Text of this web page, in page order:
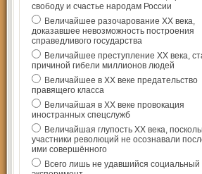
свободу и счастье народам России
Величайшее разочарование ХХ века,
доказавшее невозможность построения
справедливого государства
Величайшее преступление ХХ века,
причиной гибели миллионов людей
Величайшее в ХХ веке предательство
правящего класса
Величайшая в ХХ веке провокация
иностранных спецслужб
Величайшая глупость ХХ века,
участники революций не осознавали
ими совершённого
Всего лишь не удавшийся социальный